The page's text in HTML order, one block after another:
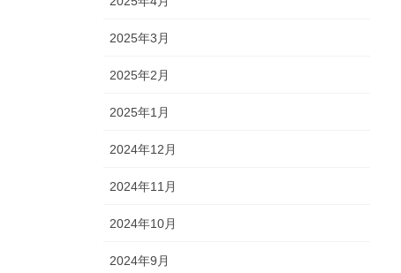
2025年3月
2025年2月
2025年1月
2024年12月
2024年11月
2024年10月
2024年9月